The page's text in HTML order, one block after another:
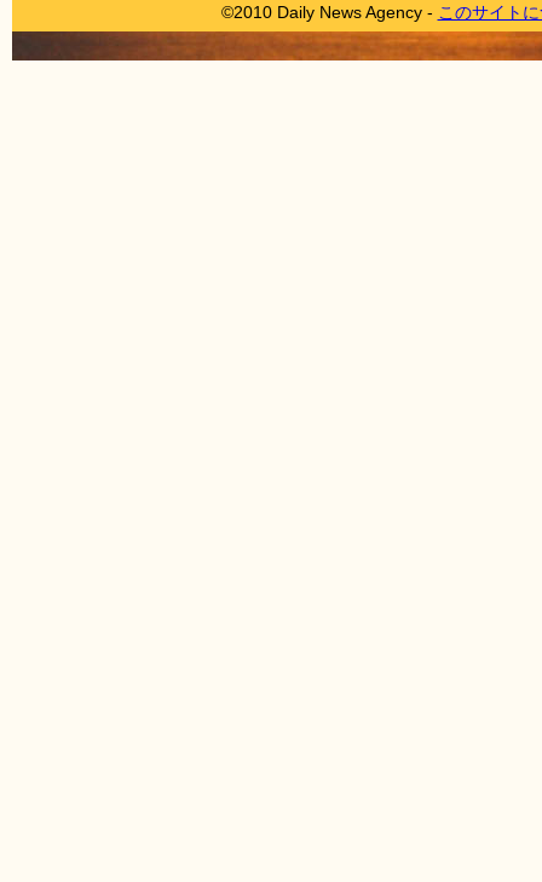
©2010 Daily News Agency - このサイト